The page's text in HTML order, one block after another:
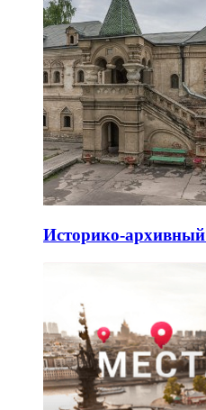
Историко-